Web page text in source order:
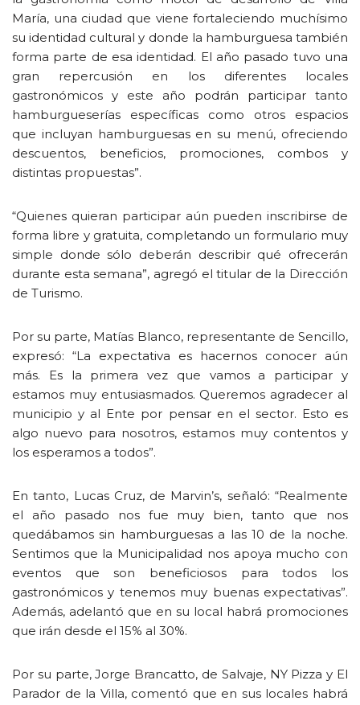
María, una ciudad que viene fortaleciendo muchísimo
su identidad cultural y donde la hamburguesa también
forma parte de esa identidad. El año pasado tuvo una
gran repercusión en los diferentes locales
gastronómicos y este año podrán participar tanto
hamburgueserías específicas como otros espacios
que incluyan hamburguesas en su menú, ofreciendo
descuentos, beneficios, promociones, combos y
distintas propuestas”.
“Quienes quieran participar aún pueden inscribirse de
forma libre y gratuita, completando un formulario muy
simple donde sólo deberán describir qué ofrecerán
durante esta semana”, agregó el titular de la Dirección
de Turismo.
Por su parte, Matías Blanco, representante de Sencillo,
expresó: “La expectativa es hacernos conocer aún
más. Es la primera vez que vamos a participar y
estamos muy entusiasmados. Queremos agradecer al
municipio y al Ente por pensar en el sector. Esto es
algo nuevo para nosotros, estamos muy contentos y
los esperamos a todos”.
En tanto, Lucas Cruz, de Marvin’s, señaló: “Realmente
el año pasado nos fue muy bien, tanto que nos
quedábamos sin hamburguesas a las 10 de la noche.
Sentimos que la Municipalidad nos apoya mucho con
eventos que son beneficiosos para todos los
gastronómicos y tenemos muy buenas expectativas”.
Además, adelantó que en su local habrá promociones
que irán desde el 15% al 30%.
Por su parte, Jorge Brancatto, de Salvaje, NY Pizza y El
Parador de la Villa, comentó que en sus locales habrá